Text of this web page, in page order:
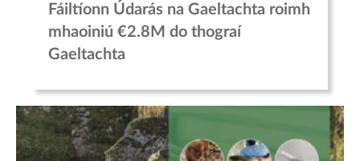
Fáiltíonn Údarás na Gaeltachta roimh
mhaoiniú €2.8M do thograí
Gaeltachta